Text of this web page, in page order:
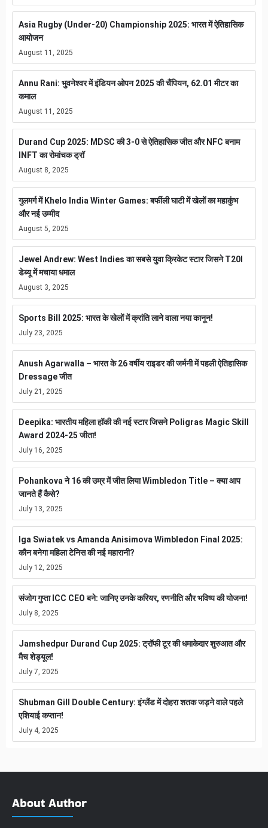
Asia Rugby (Under-20) Championship 2025: भारत में ऐतिहासिक
आयोजन
August 11, 2025
Annu Rani: भुवनेश्वर में इंडियन ओपन 2025 की चैंपियन, 62.01 मीटर का
कमाल
August 11, 2025
Durand Cup 2025: MDSC की 3-0 से ऐतिहासिक जीत और NFC बनाम
INFT का रोमांचक ड्रॉ
August 8, 2025
गुलमर्ग में Khelo India Winter Games: बर्फीली घाटी में खेलों का महाकुंभ
और नई उम्मीद
August 5, 2025
Jewel Andrew: West Indies का सबसे युवा क्रिकेट स्टार जिसने T20I
डेब्यू में मचाया धमाल
August 3, 2025
Sports Bill 2025: भारत के खेलों में क्रांति लाने वाला नया कानून!
July 23, 2025
Anush Agarwalla – भारत के 26 वर्षीय राइडर की जर्मनी में पहली ऐतिहासिक
Dressage जीत
July 21, 2025
Deepika: भारतीय महिला हॉकी की नई स्टार जिसने Poligras Magic Skill
Award 2024-25 जीता!
July 16, 2025
Pohankova ने 16 की उम्र में जीत लिया Wimbledon Title – क्या आप
जानते हैं कैसे?
July 13, 2025
Iga Swiatek vs Amanda Anisimova Wimbledon Final 2025:
कौन बनेगा महिला टेनिस की नई महारानी?
July 12, 2025
संजोग गुप्ता ICC CEO बने: जानिए उनके करियर, रणनीति और भविष्य की योजना!
July 8, 2025
Jamshedpur Durand Cup 2025: ट्रॉफी टूर की धमाकेदार शुरुआत और
मैच शेड्यूल!
July 7, 2025
Shubman Gill Double Century: इंग्लैंड में दोहरा शतक जड़ने वाले पहले
एशियाई कप्तान!
July 4, 2025
About Author